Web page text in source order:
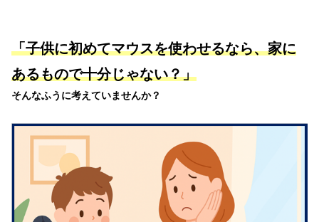
「子供に初めてマウスを使わせるなら、家に
あるもので十分じゃない？」
そんなふうに考えていませんか？